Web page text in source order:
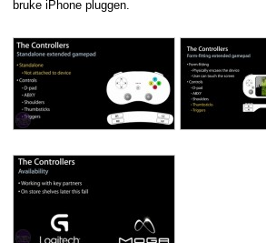
bruke iPhone pluggen.